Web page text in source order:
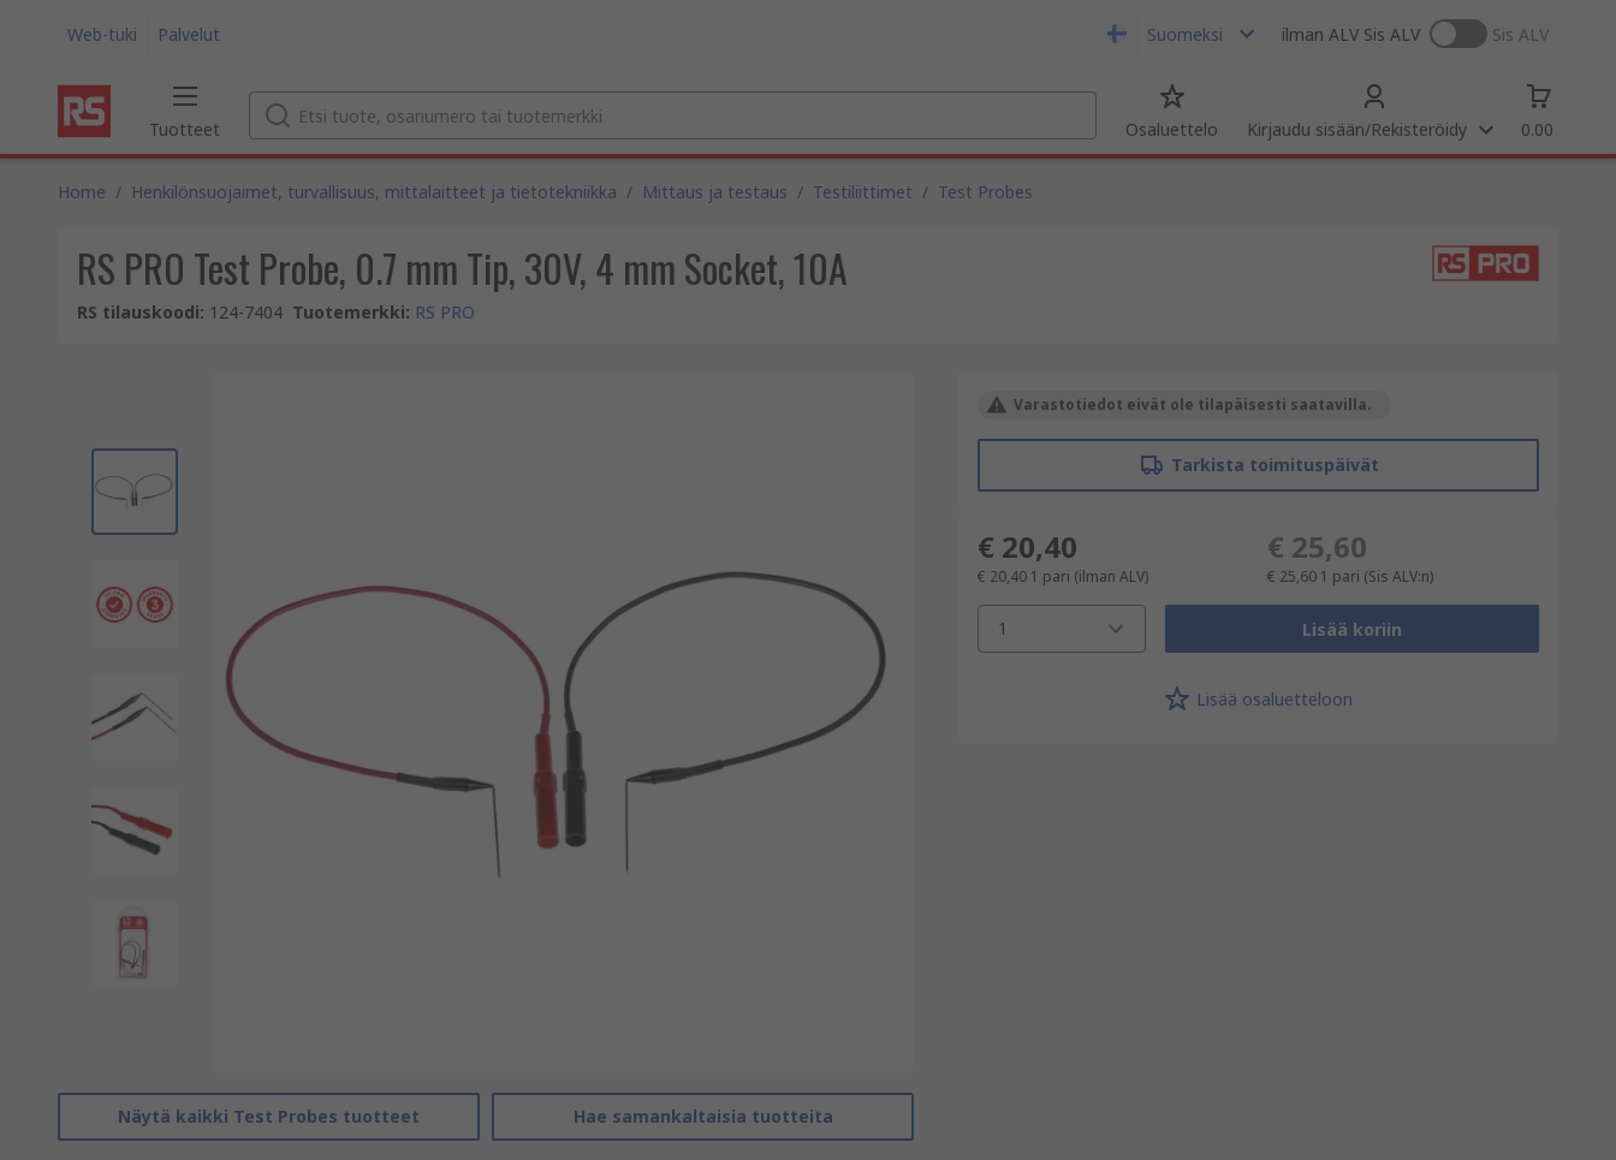
Web-tuki Palvelut Suomeksi ilman ALV Sis ALV Sis ALV
Tuotteet Osaluettelo Kirjaudu sisään/Rekisteröidy 0.00
Home / Henkilönsuojaimet, turvallisuus, mittalaitteet ja tietotekniikka / Mittaus ja testaus / Testiliittimet / Test Probes
RS PRO Test Probe, 0.7 mm Tip, 30V, 4 mm Socket, 10A
RS tilauskoodi: 124-7404 Tuotemerkki: RS PRO
Näytä kaikki Test Probes tuotteet Hae samankaltaisia tuotteita
Varastotiedot eivät ole tilapäisesti saatavilla.
Tarkista toimituspäivät
€ 20,40
€ 20,40 1 pari (ilman ALV)
€ 25,60
€ 25,60 1 pari (Sis ALV:n)
1 Lisää koriin
Lisää osaluetteloon